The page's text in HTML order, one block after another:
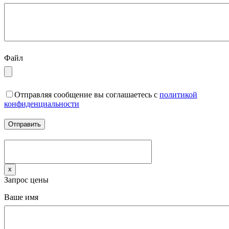
Файл
Отправляя сообщение вы соглашаетесь с политикой
конфиденциальности
x
Запрос цены
Ваше имя